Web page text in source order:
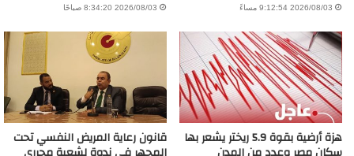
2026/08/03 9:12:54 مساءً 2026/08/03 8:34:20 صباحًا
هزة أرضية بقوة 5.9 ريختر يشعر بها قانون رعاية المريض النفسي تحت